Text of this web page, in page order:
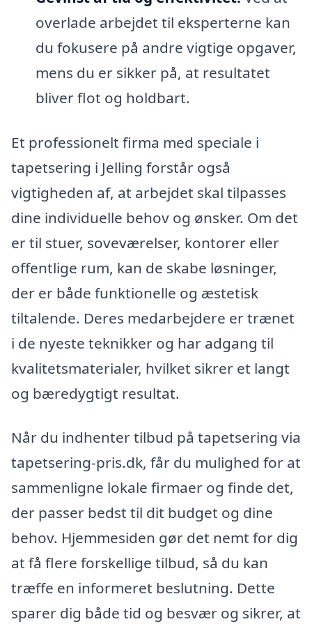
overlade arbejdet til eksperterne kan
du fokusere på andre vigtige opgaver,
mens du er sikker på, at resultatet
bliver flot og holdbart.
Et professionelt firma med speciale i
tapetsering i Jelling forstår også
vigtigheden af, at arbejdet skal tilpasses
dine individuelle behov og ønsker. Om det
er til stuer, soveværelser, kontorer eller
offentlige rum, kan de skabe løsninger,
der er både funktionelle og æstetisk
tiltalende. Deres medarbejdere er trænet
i de nyeste teknikker og har adgang til
kvalitetsmaterialer, hvilket sikrer et langt
og bæredygtigt resultat.
Når du indhenter tilbud på tapetsering via
tapetsering-pris.dk, får du mulighed for at
sammenligne lokale firmaer og finde det,
der passer bedst til dit budget og dine
behov. Hjemmesiden gør det nemt for dig
at få flere forskellige tilbud, så du kan
træffe en informeret beslutning. Dette
sparer dig både tid og besvær og sikrer, at